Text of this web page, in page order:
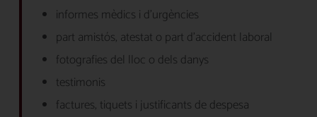
informes mèdics i d’urgències
part amistós, atestat o part d’accident laboral
fotografies del lloc o dels danys
testimonis
factures, tiquets i justificants de despesa